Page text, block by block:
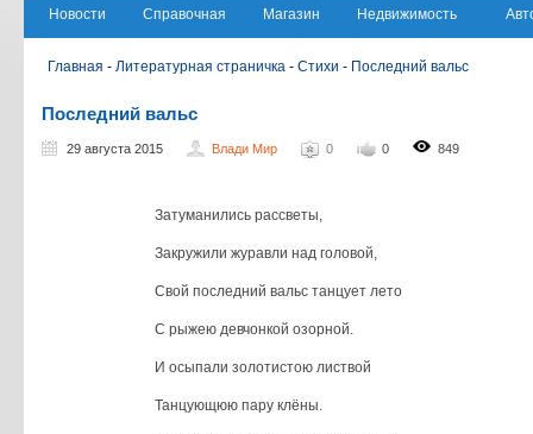
Новости Справочная Магазин Недвижимость
Главная - Литературная страничка - Стихи - Последний вальс
Последний вальс
29 августа 2015 Влади Мир 0 0 849
Затуманились рассветы,
Закружили журавли над головой,
Свой последний вальс танцует лето
С рыжею девчонкой озорной.
И осыпали золотистою листвой
Танцующюю пару клёны.